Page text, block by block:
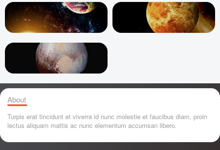
About
Turpis erat tincidunt et viverra id nunc molestie et faucibus diam, proin
lectus aliquam mattis ac nunc elementum accumsan libero.